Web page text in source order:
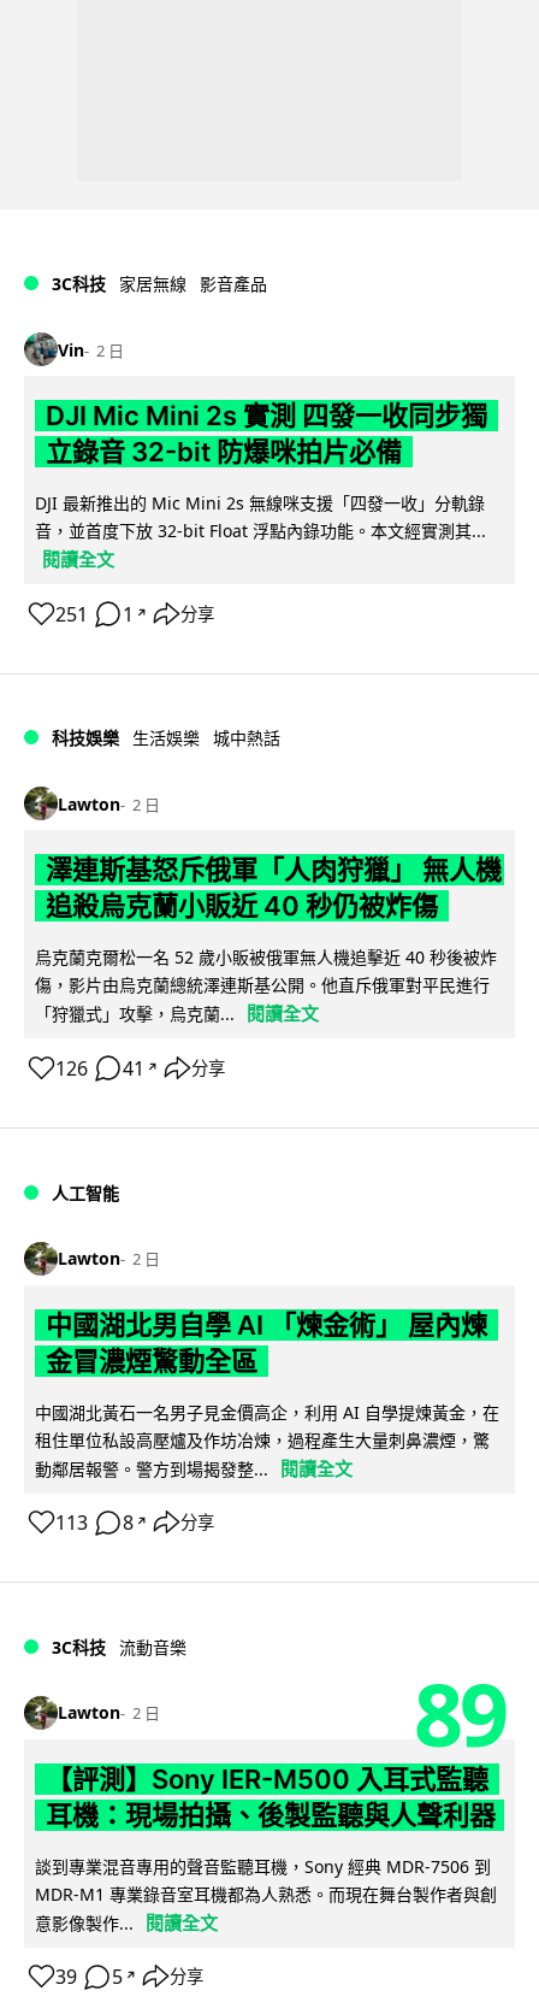
3C科技 家居無線 影音產品
Vin 2 日
DJI Mic Mini 2s 實測 四發一收同步獨
立錄音 32-bit 防爆咪拍片必備
DJI 最新推出的 Mic Mini 2s 無線咪支援「四發一收」分軌錄
音，並首度下放 32-bit Float 浮點內錄功能。本文經實測其...
閱讀全文
251 1 ↗ 分享
科技娛樂 生活娛樂 城中熱話
Lawton 2 日
澤連斯基怒斥俄軍「人肉狩獵」 無人機
追殺烏克蘭小販近 40 秒仍被炸傷
烏克蘭克爾松一名 52 歲小販被俄軍無人機追擊近 40 秒後被炸
傷，影片由烏克蘭總統澤連斯基公開。他直斥俄軍對平民進行
「狩獵式」攻擊，烏克蘭...
閱讀全文
126 41 ↗ 分享
人工智能
Lawton 2 日
中國湖北男自學 AI 「煉金術」 屋內煉
金冒濃煙驚動全區
中國湖北黃石一名男子見金價高企，利用 AI 自學提煉黃金，在
租住單位私設高壓爐及作坊冶煉，過程產生大量刺鼻濃煙，驚
動鄰居報警。警方到場揭發整...
閱讀全文
113 8 ↗ 分享
3C科技 流動音樂
Lawton 2 日 89
【評測】Sony IER-M500 入耳式監聽
耳機：現場拍攝、後製監聽與人聲利器
談到專業混音專用的聲音監聽耳機，Sony 經典 MDR-7506 到
MDR-M1 專業錄音室耳機都為人熟悉。而現在舞台製作者與創
意影像製作...
閱讀全文
39 5 ↗ 分享